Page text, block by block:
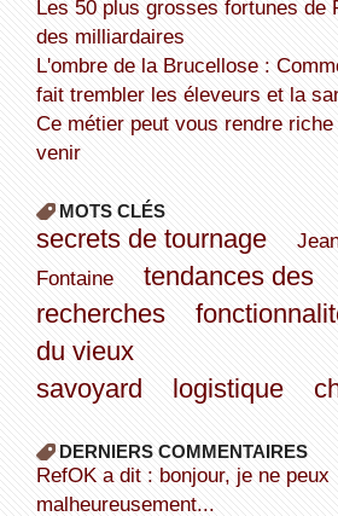
Les 50 plus grosses fortunes de France sont tous
des milliardaires
L'ombre de la Brucellose : Comment une bactérie
fait trembler les éleveurs et la
Ce métier peut vous rendre riche dans les années à
venir
MOTS CLÉS
secrets de tournage
Fontaine
tendances des
recherches
du vieux
savoyard
logistique
DERNIERS COMMENTAIRES
refOK a dit : bonjour, je ne peux
malheureusement...